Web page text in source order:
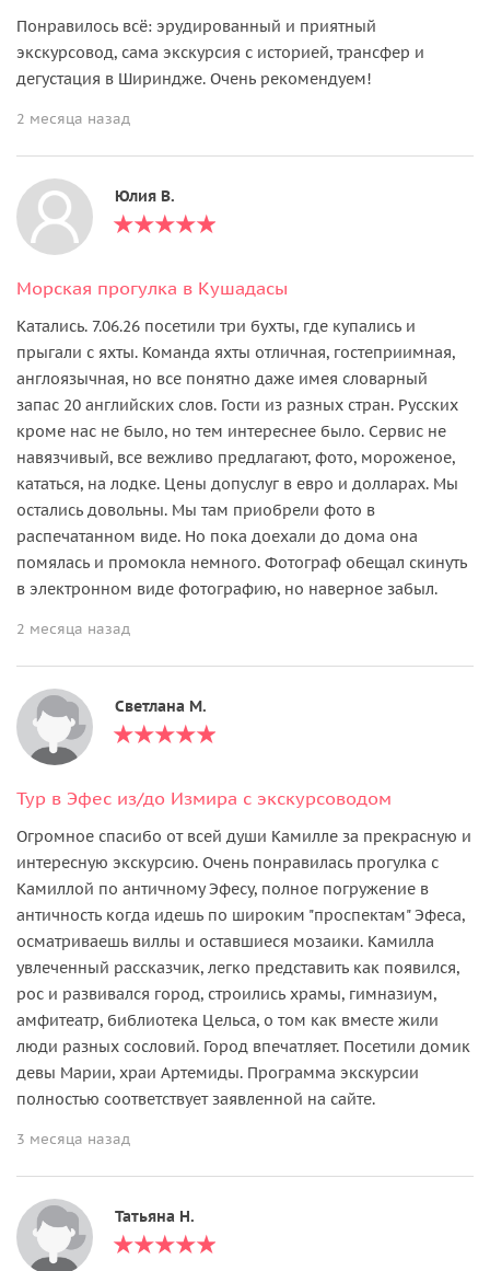
Понравилось всё: эрудированный и приятный
экскурсовод, сама экскурсия с историей, трансфер и
дегустация в Шириндже. Очень рекомендуем!
2 месяца назад
Юлия В.
Морская прогулка в Кушадасы
Катались. 7.06.26 посетили три бухты, где купались и
прыгали с яхты. Команда яхты отличная, гостеприимная,
англоязычная, но все понятно даже имея словарный
запас 20 английских слов. Гости из разных стран. Русских
кроме нас не было, но тем интереснее было. Сервис не
навязчивый, все вежливо предлагают, фото, мороженое,
кататься, на лодке. Цены допуслуг в евро и долларах. Мы
остались довольны. Мы там приобрели фото в
распечатанном виде. Но пока доехали до дома она
помялась и промокла немного. Фотограф обещал скинуть
в электронном виде фотографию, но наверное забыл.
2 месяца назад
Светлана М.
Тур в Эфес из/до Измира с экскурсоводом
Огромное спасибо от всей души Камилле за прекрасную и
интересную экскурсию. Очень понравилась прогулка с
Камиллой по античному Эфесу, полное погружение в
античность когда идешь по широким "проспектам" Эфеса,
осматриваешь виллы и оставшиеся мозаики. Камилла
увлеченный рассказчик, легко представить как появился,
рос и развивался город, строились храмы, гимназиум,
амфитеатр, библиотека Цельса, о том как вместе жили
люди разных сословий. Город впечатляет. Посетили домик
девы Марии, храи Артемиды. Программа экскурсии
полностью соответствует заявленной на сайте.
3 месяца назад
Татьяна Н.